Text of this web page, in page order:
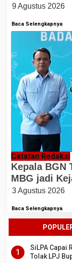
9 Agustus 2026
Baca Selengkapnya
Catatan Redaksi
Kepala BGN
MBG jadi
3 Agustus 2026
Baca Selengkapnya
1
SiLPA Capai
Tolak LPJ